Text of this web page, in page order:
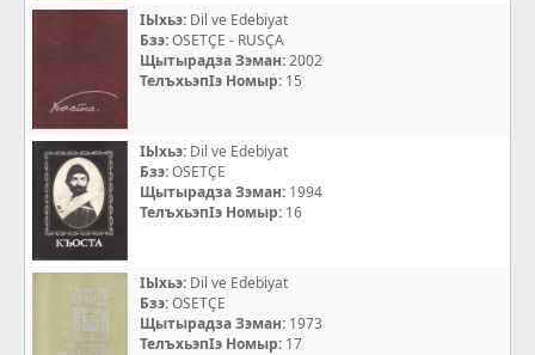
IЫхьэ: Dil ve Edebiyat
Бзэ:OSETÇE - RUSÇA
Щытырадза Зэман:2002
ТелъхьэпIэ Номыр: 15
IЫхьэ: Dil ve Edebiyat
Бзэ:OSETÇE
Щытырадза Зэман: 1994
ТелъхьэпIэ Номыр: 16
IЫхьэ: Dil ve Edebiyat
Бзэ:OSETÇE
Щытырадза Зэман: 1973
ТелъхьэпIэ Номыр: 17